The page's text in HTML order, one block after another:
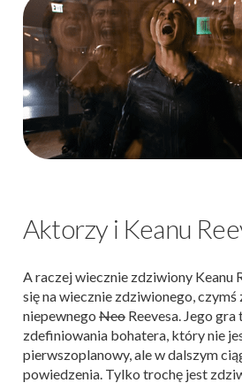
Aktorzy i Keanu
A raczej wiecznie zdziwiony Keanu
się na wiecznie zdziwionego,
niepewnego Neo Reevesa. Jego
zdefiniowania bohatera, który nie
pierwszoplanowy, ale w dalszym
powiedzenia. Tylko trochę jest